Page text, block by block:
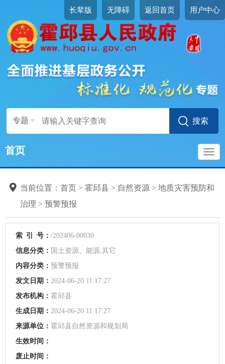
长辈版 无障碍 返回首页 用户中心
专题
首页
当前位置： 首页 > 霍邱县 > 自然资源 > 地质灾害预防和
治理 > 预警预报
索 引 号： /202406-00030
信息分类： 国土资源、能源,其它
内容分类： 预警预报
发文日期： 2024-06-20 11:17:27
发布机构： 霍邱县
生成日期： 2024-06-20 11:17:27
来源单位： 霍邱县自然资源和规划局
生效时间：
废止时间：